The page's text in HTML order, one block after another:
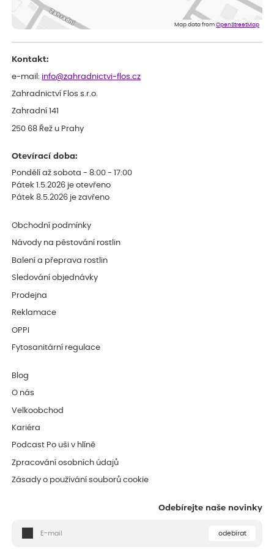
Flos je nejlepší &#129321;
Map data fromOpenStreetMap
Kontakt:
e-mail: info@zahradnictvi-flos.cz
Zahradnictví Flos s.r.o.
Zahradní 141
250 68 Řež u Prahy
Otevírací doba:
Pondělí až sobota - 8:00 - 17:00
Pátek 1.5.2026 je otevřeno
Pátek 8.5.2026 je zavřeno
Obchodní podmínky
Návody na pěstování rostlin
Balení a přeprava rostlin
Sledování objednávky
Prodejna
Reklamace
OPPI
Fytosanitární regulace
Blog
O nás
Velkoobchod
Kariéra
Podcast Po uši v hlíně
Zpracování osobních údajů
Zásady o používání souborů cookie
Odebírejte naše novinky
odebírat